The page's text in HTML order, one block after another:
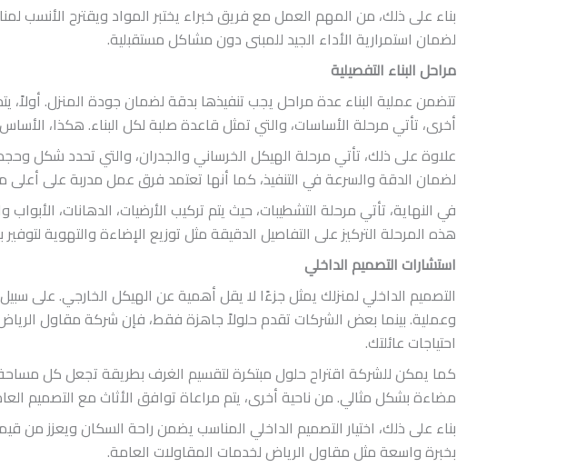
بناء على ذلك، من المهم العمل مع فريق خبراء يختبر المواد ويقترح الأنسب
لضمان استمرارية الأداء الجيد للمبنى دون مشاكل مستقبلية.
مراحل البناء التفصيلية
تتضمن عملية البناء عدة مراحل يجب تنفيذها بدقة لضمان جودة المنزل. أولاً،
أخرى، تأتي مرحلة الأساسات، والتي تمثل قاعدة صلبة لكل البناء. هكذا،
علاوة على ذلك، تأتي مرحلة الهيكل الخرساني والجدران، والتي تحدد شكل
لضمان الدقة والسرعة في التنفيذ، كما أنها تعتمد فرق عمل مدربة على أعلى
في النهاية، تأتي مرحلة التشطيبات، حيث يتم تركيب الأرضيات، الدهانات،
هذه المرحلة التركيز على التفاصيل الدقيقة مثل توزيع الإضاءة والتهوية لتوفير
استشارات التصميم الداخلي
التصميم الداخلي لمنزلك يمثل جزءًا لا يقل أهمية عن الهيكل الخارجي. على
وعملية. بينما بعض الشركات تقدم حلولاً جاهزة فقط، فإن شركة مقاول
احتياجات عائلتك.
كما يمكن للشركة اقتراح حلول مبتكرة لتقسيم الغرف بطريقة تجعل كل
مضاءة بشكل مثالي. من ناحية أخرى، يتم مراعاة توافق الأثاث مع التصميم
بناء على ذلك، اختيار التصميم الداخلي المناسب يضمن راحة السكان ويعزز
بخبرة واسعة مثل مقاول الرياض لخدمات المقاولات العامة.